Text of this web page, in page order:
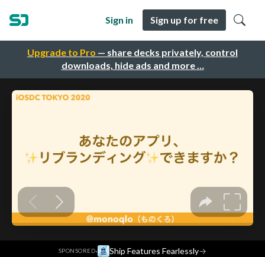
Upgrade to Pro — share decks privately, control
downloads, hide ads and more …
Sign in Sign up for free
SPONSORED· Ship Features Fearlessly→